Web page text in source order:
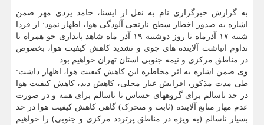
به گزارش خبرگزاری نام به نقل از ایسنا، حامد یزدی مهر ضمن
اشاره به صدور اخطار سطح نارنجی آلودگی هوا، اظهار نمود: از فردا
شنبه ۱۷ آذرماه تا روز دوشنبه ۱۹ آذر ماه شاهد پایداری جو همراه با
تداوم انباشت آلاینده های جوی و تشدید کاهش کیفیت هوا، بخصوص
در مناطق مرکزی و نیمه جنوبی استان تهران خواهیم بود.
وی ضمن اشاره به اثر مخاطره این کاهش کیفیت هوا، اظهار داشت:
طی مدت مذکور، افزایش غبار محلی، کاهش دید، کاهش کیفیت هوا
در حد ناسالم برای گروههای حساس تا ناسالم برای همه و در صورت
عدم مهار منابع آلاینده (ثابت و متحرک) گاهی کاهش کیفیت هوا در حد
بسیار ناسالم (به ویژه در مناطق پرتردد مرکزی و جنوبی) را خواهیم